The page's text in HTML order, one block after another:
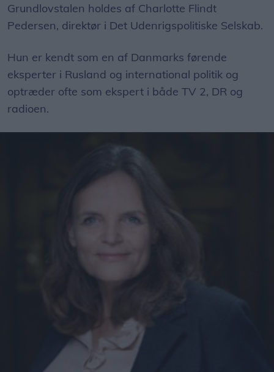
Grundlovstalen holdes af Charlotte Flindt
Pedersen, direktør i Det Udenrigspolitiske Selskab.
Hun er kendt som en af Danmarks førende
eksperter i Rusland og international politik og
optræder ofte som ekspert i både TV 2, DR og
radioen.